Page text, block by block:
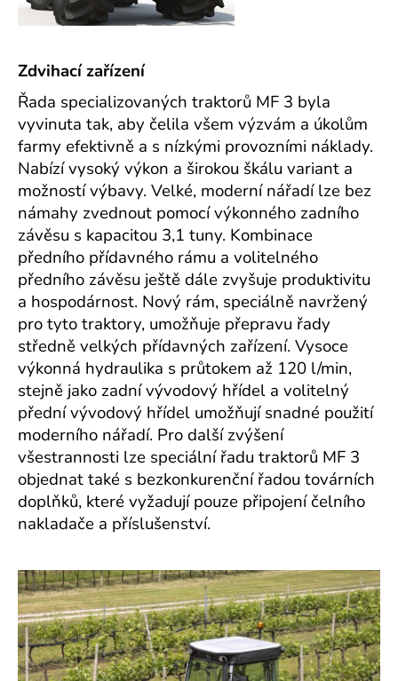
Zdvihací zařízení
Řada specializovaných traktorů MF 3 byla
vyvinuta tak, aby čelila všem výzvám a úkolům
farmy efektivně a s nízkými provozními náklady.
Nabízí vysoký výkon a širokou škálu variant a
možností výbavy. Velké, moderní nářadí lze bez
námahy zvednout pomocí výkonného zadního
závěsu s kapacitou 3,1 tuny. Kombinace
předního přídavného rámu a volitelného
předního závěsu ještě dále zvyšuje produktivitu
a hospodárnost. Nový rám, speciálně navržený
pro tyto traktory, umožňuje přepravu řady
středně velkých přídavných zařízení. Vysoce
výkonná hydraulika s průtokem až 120 l/min,
stejně jako zadní vývodový hřídel a volitelný
přední vývodový hřídel umožňují snadné použití
moderního nářadí. Pro další zvýšení
všestrannosti lze speciální řadu traktorů MF 3
objednat také s bezkonkurenční řadou továrních
doplňků, které vyžadují pouze připojení čelního
nakladače a příslušenství.